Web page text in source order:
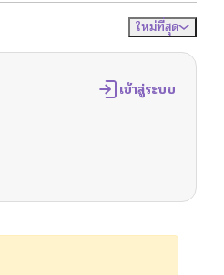
ใหม่ที่สุด
เข้าสู่ระบบ